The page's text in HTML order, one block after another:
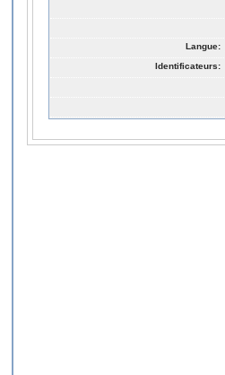
Langue:
Identificateurs: